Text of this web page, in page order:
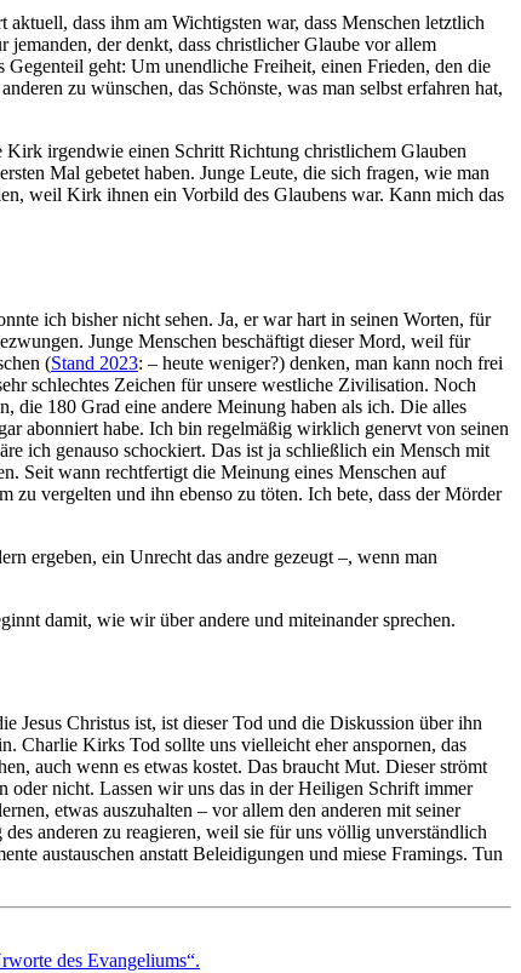
dass ihm am Wichtigsten war, dass Menschen letztlich
der denkt, dass christlicher Glaube vor allem
geht: Um unendliche Freiheit, einen Frieden, den die
zu wünschen, das Schönste, was man selbst erfahren hat,
irgendwie einen Schritt Richtung christlichem Glauben
Mal gebetet haben. Junge Leute, die sich fragen, wie man
weil Kirk ihnen ein Vorbild des Glaubens war. Kann mich das
ich bisher nicht sehen. Ja, er war hart in seinen Worten, für
Junge Menschen beschäftigt dieser Mord, weil für
(Stand 2023: – heute weniger?) denken, man kann noch frei
schlechtes Zeichen für unsere westliche Zivilisation. Noch
die 180 Grad eine andere Meinung haben als ich. Die alles
abonniert habe. Ich bin regelmäßig wirklich genervt von seinen
ich genauso schockiert. Das ist ja schließlich ein Mensch mit
Seit wann rechtfertigt die Meinung eines Menschen auf
vergelten und ihn ebenso zu töten. Ich bete, dass der Mörder
ergeben, ein Unrecht das andre gezeugt –, wenn man
damit, wie wir über andere und miteinander sprechen.
Jesus Christus ist, ist dieser Tod und die Diskussion über ihn
Charlie Kirks Tod sollte uns vielleicht eher anspornen, das
auch wenn es etwas kostet. Das braucht Mut. Dieser strömt
oder nicht. Lassen wir uns das in der Heiligen Schrift immer
etwas auszuhalten – vor allem den anderen mit seiner
anderen zu reagieren, weil sie für uns völlig unverständlich
austauschen anstatt Beleidigungen und miese Framings. Tun
des Evangeliums“.